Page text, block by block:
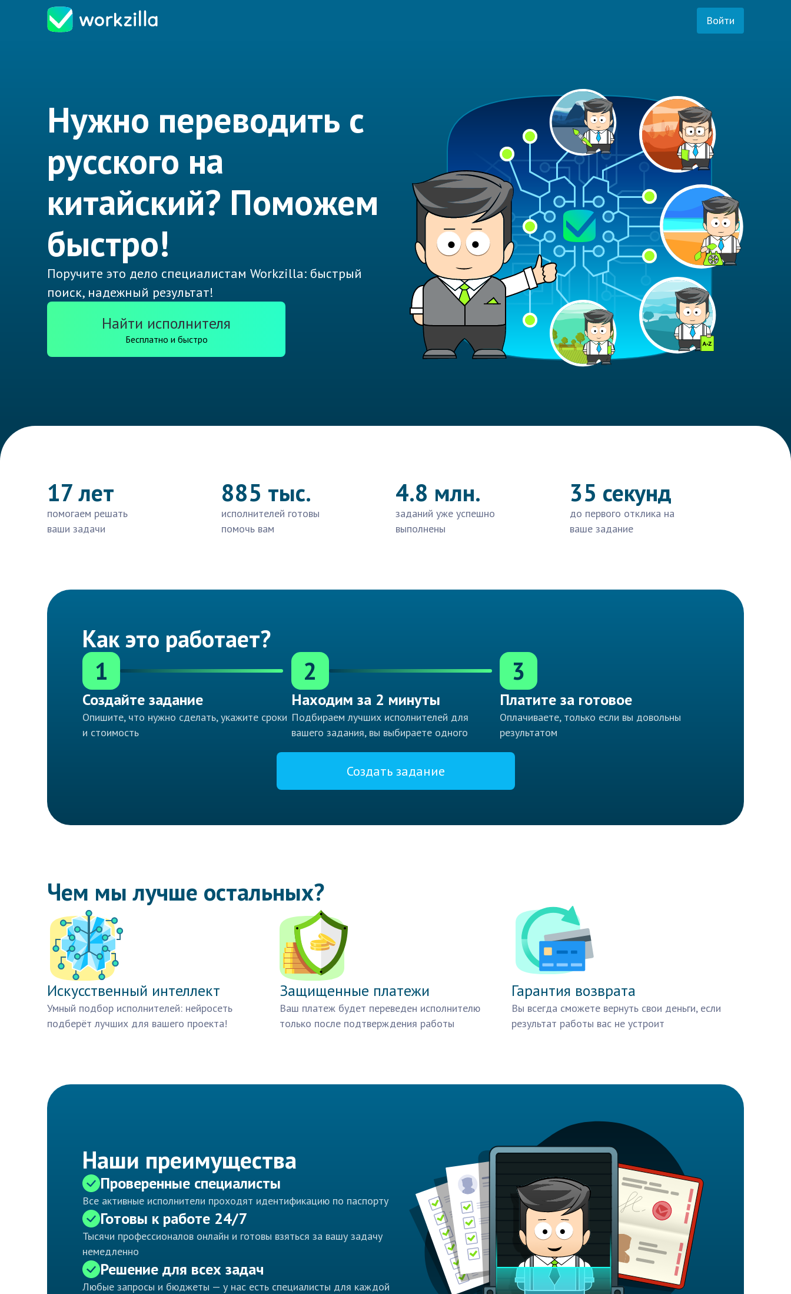
Войти
Нужно переводить с
русского на
китайский? Поможем
быстро!
Поручите это дело специалистам Workzilla: быстрый
поиск, надежный результат!
Найти исполнителя
Бесплатно и быстро
17 лет
помогаем решать
ваши задачи
885 тыс.
исполнителей готовы
помочь вам
4.8 млн.
заданий уже успешно
выполнены
35 секунд
до первого отклика на
ваше задание
Как это работает?
1
Создайте задание
Опишите, что нужно сделать, укажите сроки
и стоимость
2
Находим за 2 минуты
Подбираем лучших исполнителей для
вашего задания, вы выбираете одного
3
Платите за готовое
Оплачиваете, только если вы довольны
результатом
Создать задание
Чем мы лучше остальных?
Искусственный интеллект
Умный подбор исполнителей: нейросеть
подберёт лучших для вашего проекта!
Защищенные платежи
Ваш платеж будет переведен исполнителю
только после подтверждения работы
Гарантия возврата
Вы всегда сможете вернуть свои деньги, если
результат работы вас не устроит
Наши преимущества
Проверенные специалисты
Все активные исполнители проходят идентификацию по паспорту
Готовы к работе 24/7
Тысячи профессионалов онлайн и готовы взяться за вашу задачу
немедленно
Решение для всех задач
Любые запросы и бюджеты — у нас есть специалисты для каждой